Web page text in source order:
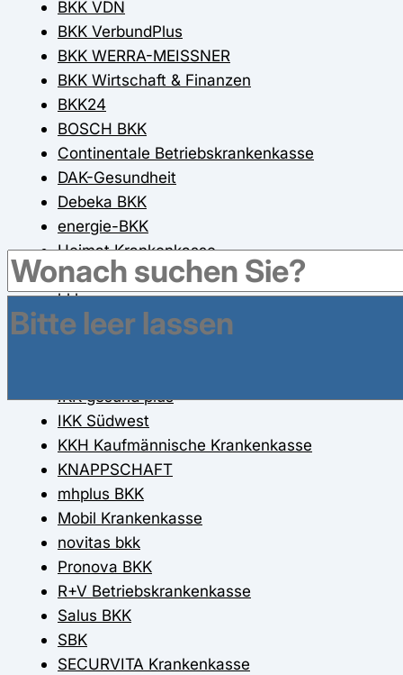
BKK VDN
BKK VerbundPlus
BKK WERRA-MEISSNER
BKK Wirtschaft & Finanzen
BKK24
BOSCH BKK
Continentale Betriebskrankenkasse
DAK-Gesundheit
Debeka BKK
energie-BKK
Heimat Krankenkasse
HEK-Hanseatische Krankenkasse
hkk
IKK - Die Innovationskasse
IKK gesund plus
IKK Südwest
KKH Kaufmännische Krankenkasse
KNAPPSCHAFT
mhplus BKK
Mobil Krankenkasse
novitas bkk
Pronova BKK
R+V Betriebskrankenkasse
Salus BKK
SBK
SECURVITA Krankenkasse